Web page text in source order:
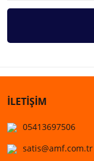
İLETİŞİM
05413697506
satis@amf.com.tr